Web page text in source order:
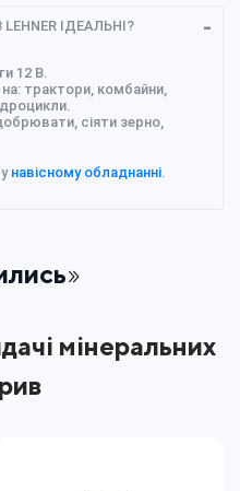
ІДЕАЛЬНІ?
12 В.
трактори, комбайни,
сіяти зерно,
навісному обладнанні.
мінеральних